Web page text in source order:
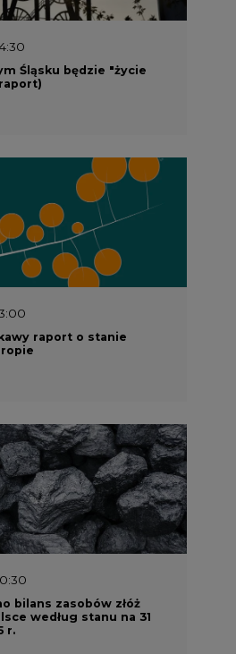
Śląsku będzie "życie
raport o stanie
bilans zasobów złóż
według stanu na 31
r.